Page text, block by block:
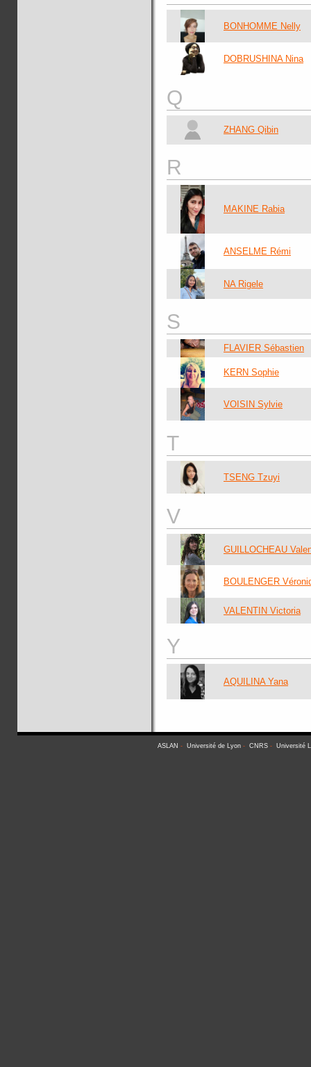
BONHOMME Nelly
DOBRUSHINA Nina
Q
ZHANG Qibin
R
MAKINE Rabia
ANSELME Rémi
NA Rigele
S
FLAVIER Sébastien
KERN Sophie
VOISIN Sylvie
T
TSENG Tzuyi
V
GUILLOCHEAU
BOULENGER
VALENTIN Victoria
Y
AQUILINA Yana
ASLAN - Université de Lyon- CNRS- Université